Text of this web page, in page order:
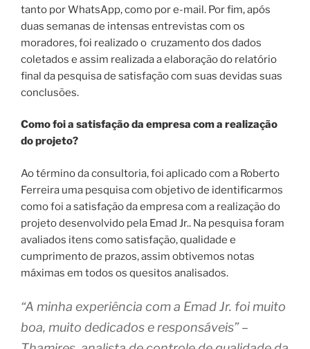
tanto por WhatsApp, como por e-mail. Por fim, após
duas semanas de intensas entrevistas com os
moradores, foi realizado o cruzamento dos dados
coletados e assim realizada a elaboração do relatório
final da pesquisa de satisfação com suas devidas suas
conclusões.
Como foi a satisfação da empresa com a realização
do projeto?
Ao término da consultoria, foi aplicado com a Roberto
Ferreira uma pesquisa com objetivo de identificarmos
como foi a satisfação da empresa com a realização do
projeto desenvolvido pela Emad Jr.. Na pesquisa foram
avaliados itens como satisfação, qualidade e
cumprimento de prazos, assim obtivemos notas
máximas em todos os quesitos analisados.
“A minha experiência com a Emad Jr. foi muito
boa, muito dedicados e responsáveis” –